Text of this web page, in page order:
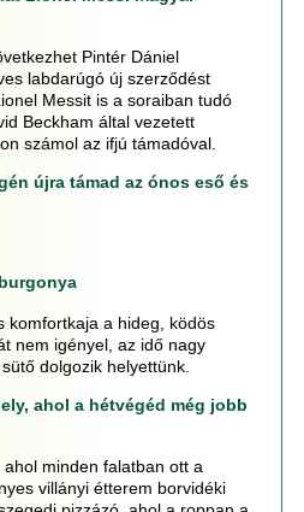
Pintér Dániel
labdarúgó új szerződést
Messit is a soraiban tudó
Beckham által vezetett
számol az ifjú támadóval.
újra támad az ónos eső és
komfortkaja a hideg, ködös
nem igényel, az idő nagy
dolgozik helyettünk.
ahol a hétvégéd még jobb
minden falatban ott a
villányi étterem borvidéki